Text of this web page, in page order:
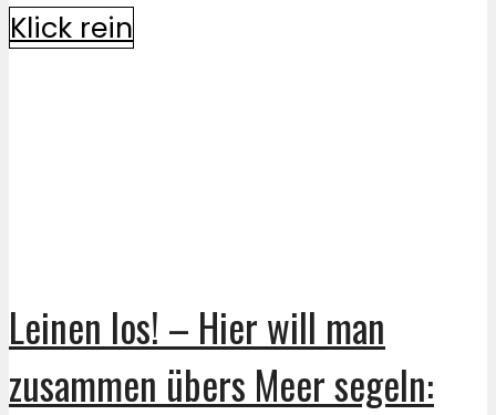
Klick rein
Leinen los! – Hier will man
zusammen übers Meer segeln: